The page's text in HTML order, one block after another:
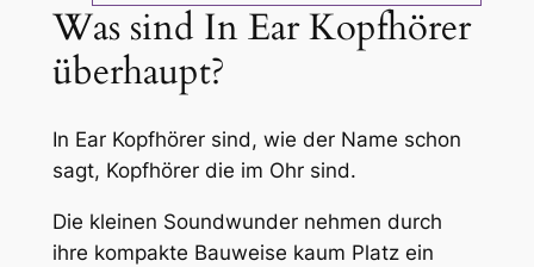
Was sind In Ear Kopfhörer
überhaupt?
In Ear Kopfhörer sind, wie der Name schon
sagt, Kopfhörer die im Ohr sind.
Die kleinen Soundwunder nehmen durch
ihre kompakte Bauweise kaum Platz ein